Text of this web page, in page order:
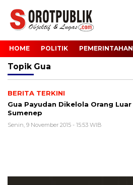
HOME POLITIK PEMERINTAHAN
Topik Gua
BERITA TERKINI
Gua Payudan Dikelola Orang Luar
Sumenep
Senin, 9 November 2015 - 15:53 WIB